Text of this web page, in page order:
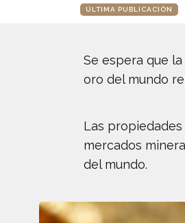
ÚLTIMA PUBLICACIÓN
Se espera que
oro del mundo
Las
mercados
del mundo.